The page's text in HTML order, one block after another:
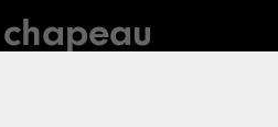
chapeau